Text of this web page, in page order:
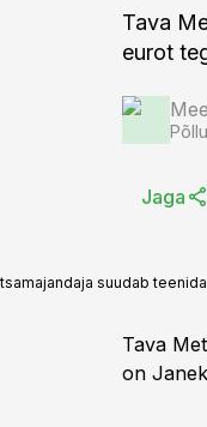
Tava
eurot
Jaga
suudab
Tava
on